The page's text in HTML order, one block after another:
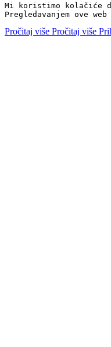
Mi koristimo kolačiće
Pregledavanjem ove
Pročitaj više Pročitaj više